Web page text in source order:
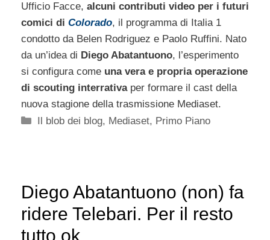
Ufficio Facce, alcuni contributi video per i futuri
comici di Colorado, il programma di Italia 1
condotto da Belen Rodriguez e Paolo Ruffini. Nato
da un’idea di Diego Abatantuono, l’esperimento
si configura come una vera e propria operazione
di scouting interrativaper formare il cast della
nuova stagione della trasmissione Mediaset.
Categorie
Il blob dei blog, Mediaset, Primo Piano
Diego Abatantuono (non) fa
ridere Telebari. Per il resto
tutto ok